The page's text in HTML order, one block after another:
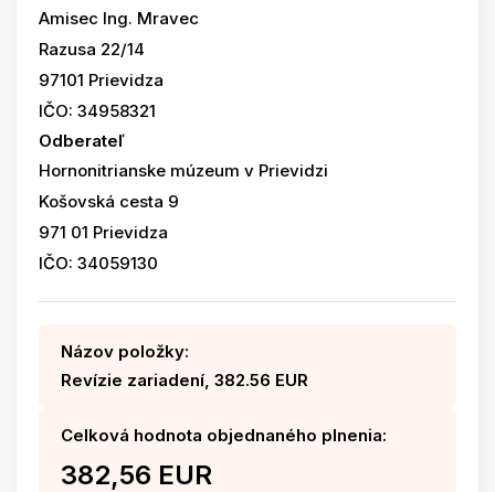
Amisec Ing. Mravec
Razusa 22/14
97101 Prievidza
IČO: 34958321
Odberateľ
Hornonitrianske múzeum v Prievidzi
Košovská cesta 9
971 01 Prievidza
IČO: 34059130
Názov položky:
Revízie zariadení, 382.56 EUR
Celková hodnota objednaného plnenia:
382,56 EUR